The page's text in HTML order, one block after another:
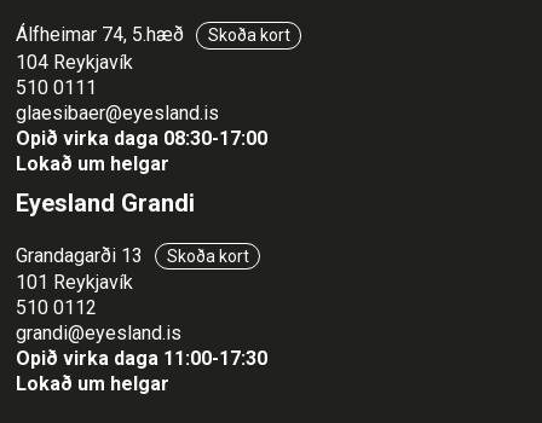
Álfheimar 74, 5.hæð Skoða kort
104 Reykjavík
510 0111
glaesibaer@eyesland.is
Opið virka daga 08:30-17:00
Lokað um helgar
Eyesland Grandi
Grandagarði 13 Skoða kort
101 Reykjavík
510 0112
grandi@eyesland.is
Opið virka daga 11 :00-17:30
Lokað um helgar